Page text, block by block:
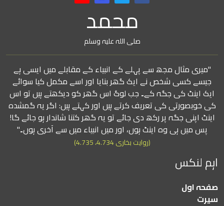
محمد
صلی اللہ علیہ وسلم
"میری مثال مجھ سے پہلے کے انبیاء کے مقابلے میں ایسی ہے
جیسے کسی شخص نے ایک گھر بنایا اور اسے مکمل کیا سوائے
ایک اینٹ کی جگہ کے۔ جب لوگ اس گھر کو دیکھتے ہیں تو اس
کی خوبصورتی کی تعریف کرتے ہیں اور کہتے ہیں: اگر یہ گمشدہ
اینٹ اپنی جگہ پر رکھ دی جائے تو یہ گھر کتنا شاندار ہو جائے گا!
پس میں ہی وہ اینٹ ہوں، اور میں انبیاء میں سے آخری ہوں۔"
(روایت بخاری 4.734، 4.735)
اہم لنکس
صفحہ اول
سیرت